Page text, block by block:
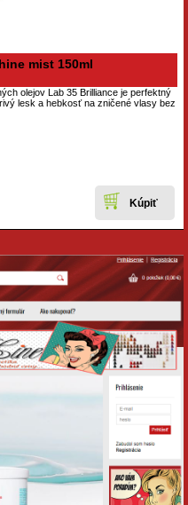
mist 150ml
olejov Lab 35 Brilliance je perfektný
lesk a hebkosť na zničené vlasy bez